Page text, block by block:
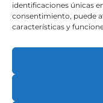
identificaciones únicas
consentimiento, puede
características y
Copyright © 2014-2026